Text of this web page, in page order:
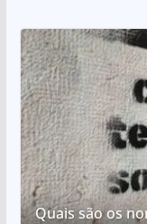
Quais são os